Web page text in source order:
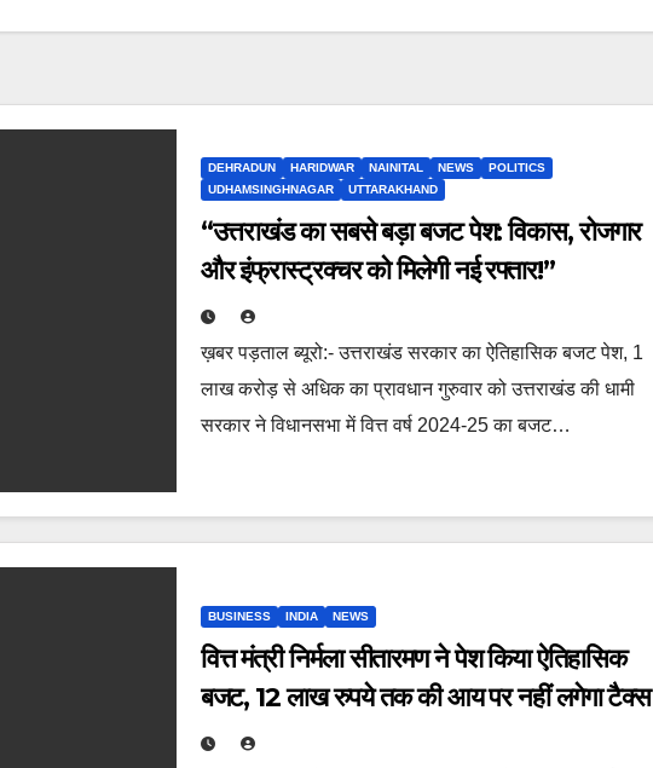
DEHRADUN HARIDWAR NAINITAL NEWS
POLITICS
UDHAMSINGHNAGAR
UTTARAKHAND
“उत्तराखंड का सबसे बड़ा बजट पेश: विकास, रोजगार
और इंफ्रास्ट्रक्चर को मिलेगी नई रफ्तार!”
ख़बर पड़ताल ब्यूरो:- उत्तराखंड सरकार का ऐतिहासिक बजट पेश, 1
लाख करोड़ से अधिक का प्रावधान गुरुवार को उत्तराखंड की धामी
सरकार ने विधानसभा में वित्त वर्ष 2024-25 का बजट…
BUSINESS INDIA NEWS
वित्त मंत्री निर्मला सीतारमण ने पेश किया ऐतिहासिक
बजट, 12 लाख रुपये तक की आय पर नहीं लगेगा टैक्स